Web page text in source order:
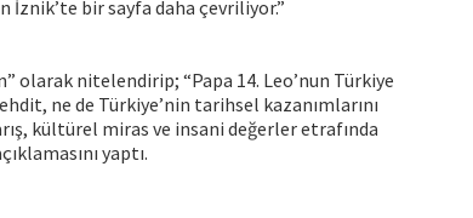
İznik’te bir sayfa daha çevriliyor.”
olarak nitelendirip; “Papa 14. Leo’nun Türkiye
ne de Türkiye’nin tarihsel kazanımlarını
kültürel miras ve insani değerler etrafında
yaptı.